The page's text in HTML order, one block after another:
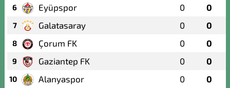
6 Eyüpspor 0 0
7 Galatasaray 0 0
8 Çorum FK 0 0
9 Gaziantep FK 0 0
10 Alanyaspor 0 0